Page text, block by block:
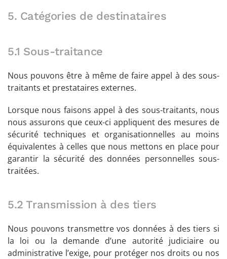
5. Catégories de destinataires
5.1 Sous-traitance
Nous pouvons être à même de faire appel à des sous-
traitants et prestataires externes.
Lorsque nous faisons appel à des sous-traitants, nous
nous assurons que ceux-ci appliquent des mesures de
sécurité techniques et organisationnelles au moins
équivalentes à celles que nous mettons en place pour
garantir la sécurité des données personnelles sous-
traitées.
5.2 Transmission à des tiers
Nous pouvons transmettre vos données à des tiers si
la loi ou la demande d’une autorité judiciaire ou
administrative l’exige, pour protéger nos droits ou nos